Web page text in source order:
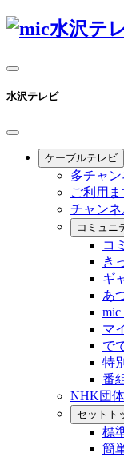
水沢テレビ
ケーブルテレビ
多チャ
ご利用
チャン
コミュニ
コ
き
ギ
あ
mic
マ
で
特
番
NHK団
セットト
標
簡